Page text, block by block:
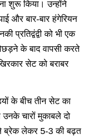
शुरू किया। उन्होंने
और बार-बार हंगेरियन
प्रतिद्वंद्वी को भी एक
के बाद वापसी करते
सेट को बराबर
के बीच तीन सेट का
चारों मुकाबले दो
ब्रेक लेकर 5-3 की बढ़त